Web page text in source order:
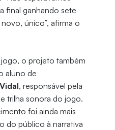
final ganhando sete
único”, afirma o
o projeto também
aluno de
, responsável pela
trilha sonora do jogo.
foi ainda mais
do público à narrativa